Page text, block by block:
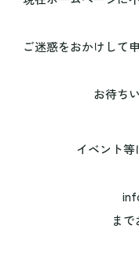
ご迷惑をおかけして
お待ち
イベント
まで